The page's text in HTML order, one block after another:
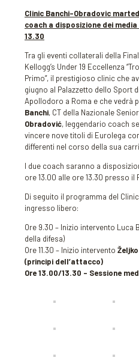
Clinic Banchi-Obradovic
coach a disposizione dei
13.30
Tra gli eventi collaterali della
Kellogg’s Under 19 Eccellenza
Primo”, il prestigioso clinic che
giugno al Palazzetto dello Sport
Apollodoro a Roma e che vedrà
Banchi, CT della Nazionale
Obradović, leggendario coach
vincere nove titoli di Eurolega
differenti nel corso della sua
I due coach saranno a
ore 13.00 alle ore 13.30 presso il
Di seguito il programma del
ingresso libero:
Ore 9.30 – Inizio intervento Luca
della difesa)
Ore 11.30 – Inizio intervento
(principi dell’attacco)
Ore 13.00/13.30 – Sessione